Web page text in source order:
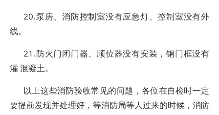
20.泵房、消防控制室没有应急灯、控制室没有外
线。
21.防火门闭门器、顺位器没有安装，钢门框没有
灌 混凝土。
以上这些消防验收常见的问题，各位在自检时一定
要提前发现并处理好，等消防局等人过来的时候，消防